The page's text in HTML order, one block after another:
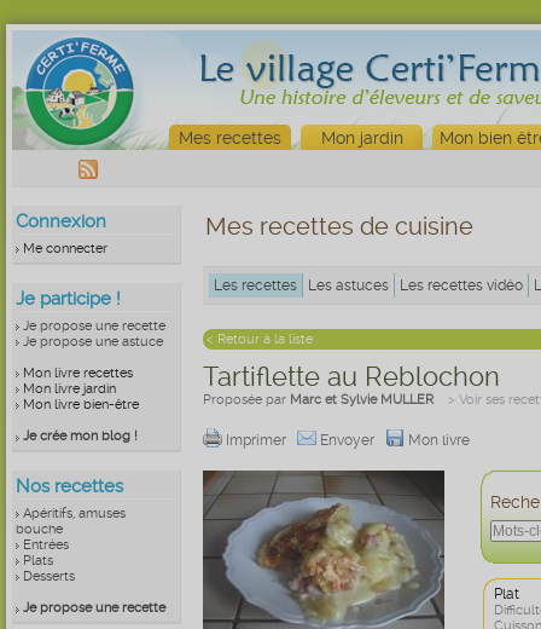
Mes recettes Mon jardin Mon bien
Connexion
Me connecter
Je participe !
Je propose une recette
Je propose une astuce
Mon livre recettes
Mon livre jardin
Mon livre bien-être
Je crée mon blog !
Nos recettes
Apéritifs, amuses
bouche
Entrées
Plats
Desserts
Je propose une recette
Mes recettes de cuisine
Les recettes Les astuces Les recettes vidéo
< Retour à la liste
Tartiflette au Reblochon
Proposée par Marc et Sylvie MULLER > Voir ses
Imprimer Envoyer Mon livre
Plat